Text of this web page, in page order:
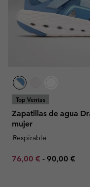
Top Ventas
Zapatillas de agua
mujer
Respirable
Minimum sale price:
76,00 € - Maximum
90,00 €